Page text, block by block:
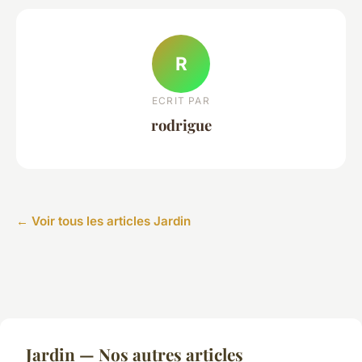
R
ECRIT PAR
rodrigue
← Voir tous les articles Jardin
Jardin — Nos autres articles